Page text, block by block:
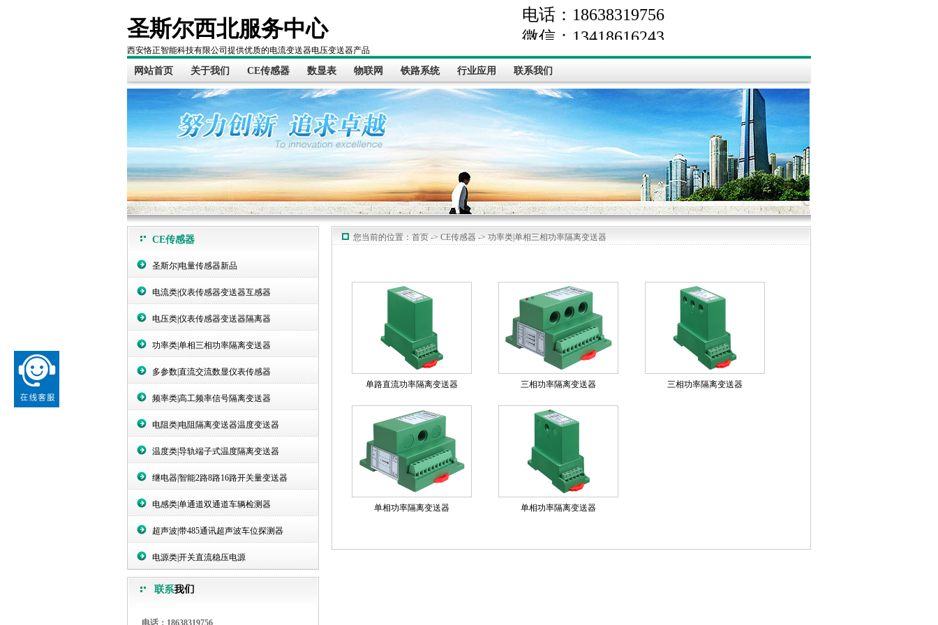
圣斯尔西北服务中心
西安恪正智能科技有限公司提供优质的电流变送器电压变送器产品
电话：18638319756
微信：13418616243
网站首页 关于我们 CE传感器 数显表 物联网 铁路系统 行业应用 联系我们
您当前的位置： 首页 -> CE传感器 -> 功率类|单相三相功率隔离变送器
单路直流功率隔离变送器 三相功率隔离变送器 三相功率隔离变送器
单相功率隔离变送器 单相功率隔离变送器
CE传感器
圣斯尔|电量传感器新品
电流类|仪表传感器变送器互感器
电压类|仪表传感器变送器隔离器
功率类|单相三相功率隔离变送器
多参数|直流交流数显仪表传感器
频率类|高工频率信号隔离变送器
电阻类|电阻隔离变送器温度变送器
温度类|导轨端子式温度隔离变送器
继电器|智能2路8路16路开关量变送器
电感类|单通道双通道车辆检测器
超声波|带485通讯超声波车位探测器
电源类|开关直流稳压电源
电话：18638319756